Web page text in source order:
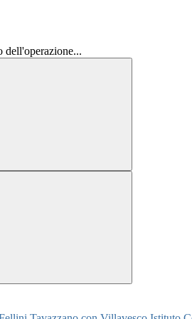
dell'operazione...